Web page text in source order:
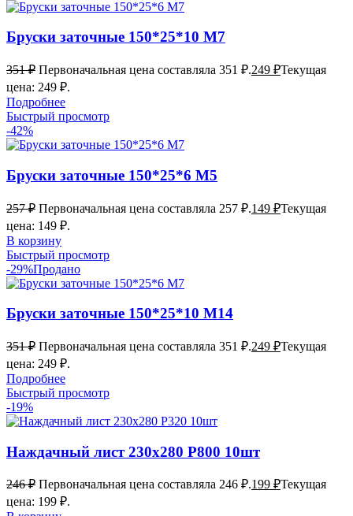
Бруски заточные 150*25*10 М7
351₽ Первоначальная цена составляла 351 ₽.249 ₽Текущая
цена: 249 ₽.
Подробнее
Быстрый просмотр
-42%
Бруски заточные 150*25*6 М5
257₽ Первоначальная цена составляла 257 ₽.149 ₽Текущая
цена: 149 ₽.
В корзину
Быстрый просмотр
-29%Продано
Бруски заточные 150*25*10 М14
351₽ Первоначальная цена составляла 351 ₽.249 ₽Текущая
цена: 249 ₽.
Подробнее
Быстрый просмотр
-19%
Наждачный лист 230х280 Р800 10шт
246₽ Первоначальная цена составляла 246 ₽.199 ₽Текущая
цена: 199 ₽.